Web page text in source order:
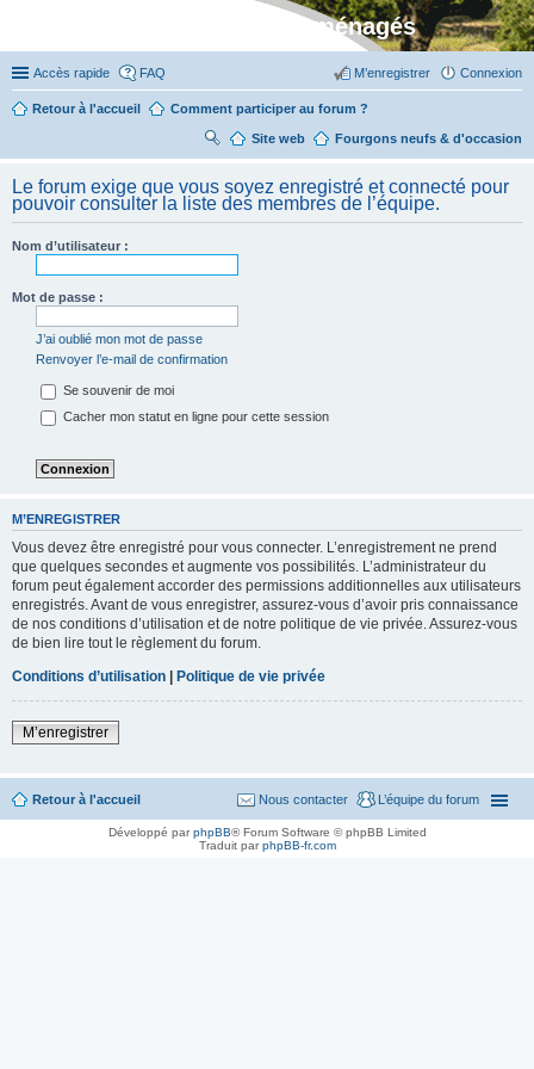
Stylevan - Vans aménagés
Accès rapide FAQ Connexion
M’enregistrer
Retour à l'accueil Comment participer au forum ?
Fourgons neufs & d'occasion
Site web
R
her
ch
er
Le forum exige que vous soyez enregistré et connecté pour
pouvoir consulter la liste des membres de l’équipe.
Nom d’utilisateur :
Mot de passe :
J’ai oublié mon mot de passe
Renvoyer l’e-mail de confirmation
Se souvenir de moi
Cacher mon statut en ligne pour cette session
M’ENREGISTRER
Vous devez être enregistré pour vous connecter. L’enregistrement ne prend
que quelques secondes et augmente vos possibilités. L’administrateur du
forum peut également accorder des permissions additionnelles aux utilisateurs
enregistrés. Avant de vous enregistrer, assurez-vous d’avoir pris connaissance
de nos conditions d’utilisation et de notre politique de vie privée. Assurez-vous
de bien lire tout le règlement du forum.
Conditions d’utilisation | Politique de vie privée
M’enregistrer
Retour à l'accueil L’équipe du forum
Nous contacter
Développé parphpBB® Forum Software © phpBB Limited
Traduit parphpBB-fr.com